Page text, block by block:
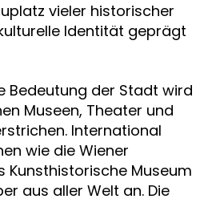
vieler historischer
Identität geprägt
Bedeutung der Stadt wird
Museen, Theater und
International
wie die Wiener
Kunsthistorische Museum
aus aller Welt an. Die